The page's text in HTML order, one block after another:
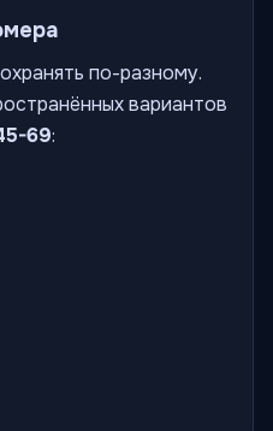
по-разному.
вариантов
69: